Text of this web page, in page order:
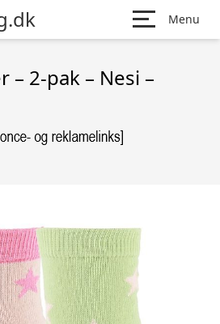
Menu
– 2-pak – Nesi –